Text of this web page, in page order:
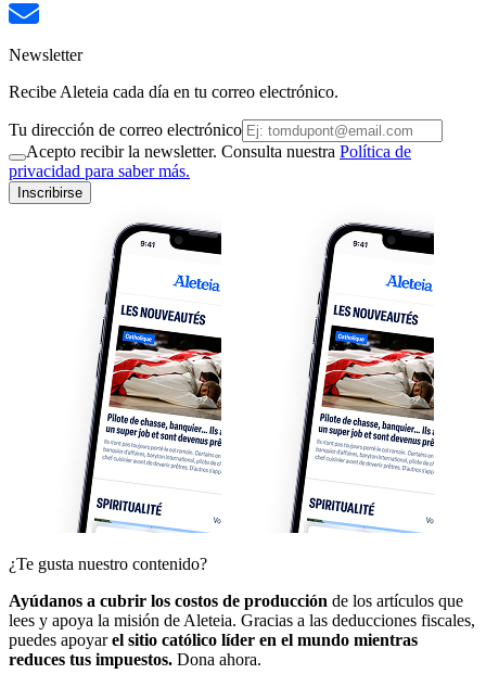
Newsletter
Recibe Aleteia cada día en tu correo electrónico.
Tu dirección de correo electrónico
Acepto recibir la newsletter. Consulta nuestra Política de
privacidad para saber más.
Inscribirse
¿Te gusta nuestro contenido?
Ayúdanos a cubrir los costos de producción de los artículos que
lees y apoya la misión de Aleteia. Gracias a las deducciones fiscales,
puedes apoyarel sitio católico líder en el mundo mientras
reduces tus impuestos. Dona ahora.